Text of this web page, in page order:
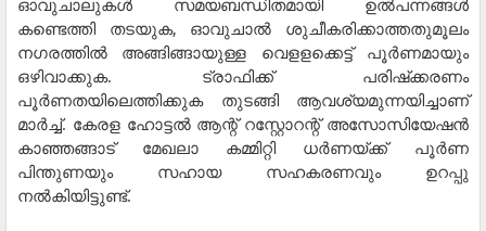
ഓവുചാലുകള്‍ സമയബന്ധിതമായി ഉല്‍പന്നങ്ങള്‍
കണ്ടെത്തി തടയുക, ഓവുചാല്‍ ശുചീകരിക്കാത്തതുമൂലം
നഗരത്തില്‍ അങ്ങിങ്ങായുള്ള വെളളക്കെട്ട് പൂര്‍ണമായും
ഒഴിവാക്കുക. ട്രാഫിക്ക് പരിഷ്‌ക്കരണം
പൂര്‍ണതയിലെത്തിക്കുക തുടങ്ങി ആവശ്യമുന്നയിച്ചാണ്
മാര്‍ച്ച്. കേരള ഹോട്ടല്‍ ആന്റ് റസ്റ്റോറന്റ് അസോസിയേഷന്‍
കാഞ്ഞങ്ങാട് മേഖലാ കമ്മിറ്റി ധര്‍ണയ്ക്ക് പൂര്‍ണ
പിന്തുണയും സഹായ സഹകരണവും ഉറപ്പു
നല്‍കിയിട്ടുണ്ട്.